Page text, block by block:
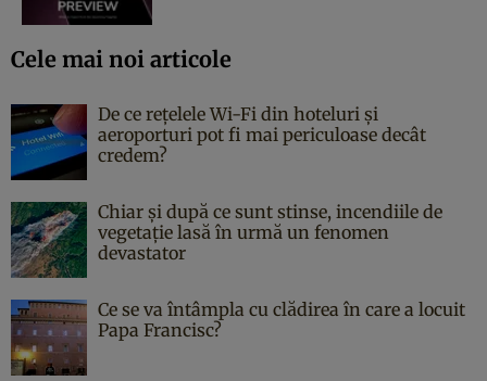
Cele mai noi articole
De ce rețelele Wi-Fi din hoteluri și
aeroporturi pot fi mai periculoase decât
credem?
Chiar și după ce sunt stinse, incendiile de
vegetație lasă în urmă un fenomen
devastator
Ce se va întâmpla cu clădirea în care a locuit
Papa Francisc?